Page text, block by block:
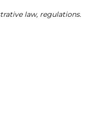
law, regulations.